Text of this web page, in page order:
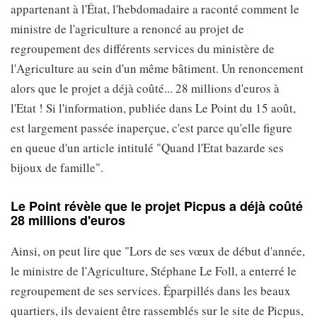
appartenant à l'État, l'hebdomadaire a raconté comment le
ministre de l'agriculture a renoncé au projet de
regroupement des différents services du ministère de
l'Agriculture au sein d'un même bâtiment. Un renoncement
alors que le projet a déjà coûté... 28 millions d'euros à
l'Etat ! Si l'information, publiée dans Le Point du 15 août,
est largement passée inaperçue, c'est parce qu'elle figure
en queue d'un article intitulé "Quand l'Etat bazarde ses
bijoux de famille".
Le Point révèle que le projet Picpus a déjà coûté
28 millions d'euros
Ainsi, on peut lire que "Lors de ses vœux de début d'année,
le ministre de l'Agriculture, Stéphane Le Foll, a enterré le
regroupement de ses services. Éparpillés dans les beaux
quartiers, ils devaient être rassemblés sur le site de Picpus,